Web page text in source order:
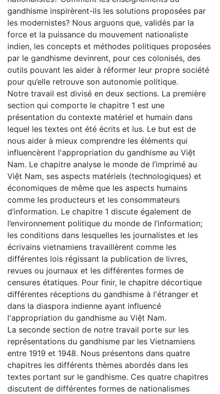
gandhisme inspirèrent-ils les solutions proposées par
les modernistes? Nous arguons que, validés par la
force et la puissance du mouvement nationaliste
indien, les concepts et méthodes politiques proposées
par le gandhisme devinrent, pour ces colonisés, des
outils pouvant les aider à réformer leur propre société
pour qu’elle retrouve son autonomie politique.
Notre travail est divisé en deux sections. La première
section qui comporte le chapitre 1 est une
présentation du contexte matériel et humain dans
lequel les textes ont été écrits et lus. Le but est de
nous aider à mieux comprendre les éléments qui
influencèrent l'appropriation du gandhisme au Việt
Nam. Le chapitre analyse le monde de l’imprimé au
Việt Nam, ses aspects matériels (technologiques) et
économiques de même que les aspects humains
comme les producteurs et les consommateurs
d’information. Le chapitre 1 discute également de
l’environnement politique du monde de l’information;
les conditions dans lesquelles les journalistes et les
écrivains vietnamiens travaillèrent comme les
différentes lois régissant la publication de livres,
revues ou journaux et les différentes formes de
censures étatiques. Pour finir, le chapitre décortique
différentes réceptions du gandhisme à l'étranger et
dans la diaspora indienne ayant influencé
l'appropriation du gandhisme au Việt Nam.
La seconde section de notre travail porte sur les
représentations du gandhisme par les Vietnamiens
entre 1919 et 1948. Nous présentons dans quatre
chapitres les différents thèmes abordés dans les
textes portant sur le gandhisme. Ces quatre chapitres
discutent de différentes formes de nationalismes